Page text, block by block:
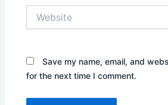
Save my name, email, and
for the next time I comment.